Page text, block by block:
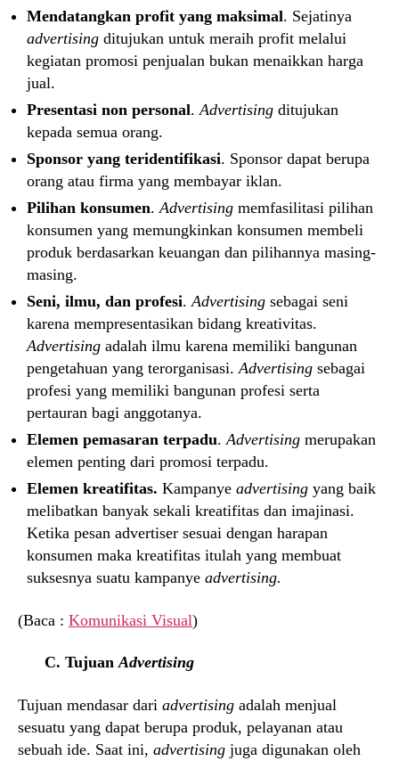
Mendatangkan profit yang maksimal. Sejatinya
advertising ditujukan untuk meraih profit melalui
kegiatan promosi penjualan bukan menaikkan harga
jual.
Presentasi non personal.Advertising ditujukan
kepada semua orang.
Sponsor yang teridentifikasi. Sponsor dapat berupa
orang atau firma yang membayar iklan.
Pilihan konsumen.Advertising memfasilitasi pilihan
konsumen yang memungkinkan konsumen membeli
produk berdasarkan keuangan dan pilihannya masing-
masing.
Seni, ilmu, dan profesi.Advertising sebagai seni
karena mempresentasikan bidang kreativitas.
Advertising adalah ilmu karena memiliki bangunan
pengetahuan yang terorganisasi.Advertising sebagai
profesi yang memiliki bangunan profesi serta
pertauran bagi anggotanya.
Elemen pemasaran terpadu. Advertising merupakan
elemen penting dari promosi terpadu.
Elemen kreatifitas. Kampanye advertising yang baik
melibatkan banyak sekali kreatifitas dan imajinasi.
Ketika pesan advertiser sesuai dengan harapan
konsumen maka kreatifitas itulah yang membuat
suksesnya suatu kampanye advertising.
(Baca : Komunikasi Visual)
C. TujuanAdvertising
Tujuan mendasar dari advertising adalah menjual
sesuatu yang dapat berupa produk, pelayanan atau
sebuah ide. Saat ini, advertising juga digunakan oleh